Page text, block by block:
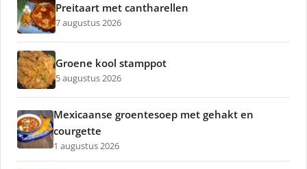
Preitaart met cantharellen
7 augustus 2026
Groene kool stamppot
5 augustus 2026
Mexicaanse groentesoep met gehakt en
courgette
1 augustus 2026